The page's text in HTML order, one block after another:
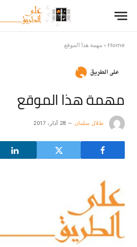
Home
» مهمة هذا الموقع
مهمة هذا الموقع
طلال سلمان 28 آذار، 2017